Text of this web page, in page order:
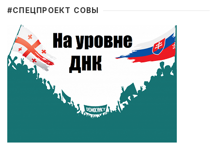
#CПЕЦПРОЕКТ СОВЫ